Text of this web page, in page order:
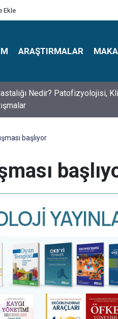
Ekle
ARAŞTIRMALAR
Günü Nasıl Ortaya
başlıyor